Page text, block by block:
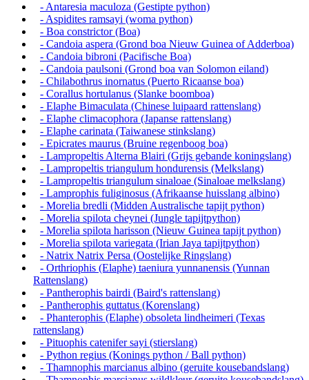
- Antaresia maculoza (Gestipte python)
- Aspidites ramsayi (woma python)
- Boa constrictor (Boa)
- Candoia aspera (Grond boa Nieuw Guinea of Adderboa)
- Candoia bibroni (Pacifische Boa)
- Candoia paulsoni (Grond boa van Solomon eiland)
- Chilabothrus inornatus (Puerto Ricaanse boa)
- Corallus hortulanus (Slanke boomboa)
- Elaphe Bimaculata (Chinese luipaard rattenslang)
- Elaphe climacophora (Japanse rattenslang)
- Elaphe carinata (Taiwanese stinkslang)
- Epicrates maurus (Bruine regenboog boa)
- Lampropeltis Alterna Blairi (Grijs gebande koningslang)
- Lampropeltis triangulum hondurensis (Melkslang)
- Lampropeltis triangulum sinaloae (Sinaloae melkslang)
- Lamprophis fuliginosus (Afrikaanse huisslang albino)
- Morelia bredli (Midden Australische tapijt python)
- Morelia spilota cheynei (Jungle tapijtpython)
- Morelia spilota harisson (Nieuw Guinea tapijt python)
- Morelia spilota variegata (Irian Jaya tapijtpython)
- Natrix Natrix Persa (Oostelijke Ringslang)
- Orthriophis (Elaphe) taeniura yunnanensis (Yunnan
Rattenslang)
- Pantherophis bairdi (Baird's rattenslang)
- Pantherophis guttatus (Korenslang)
- Phanterophis (Elaphe) obsoleta lindheimeri (Texas
rattenslang)
- Pituophis catenifer sayi (stierslang)
- Python regius (Konings python / Ball python)
- Thamnophis marcianus albino (geruite kousebandslang)